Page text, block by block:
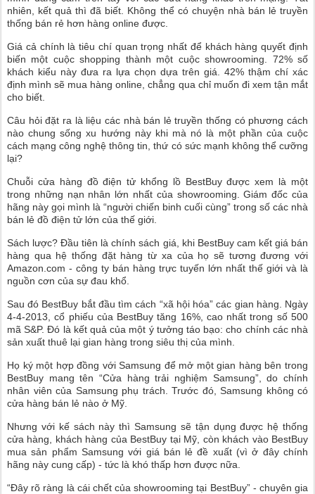
nhiên, kết quả thì đã biết. Không thể có chuyện nhà bán lẻ truyền
thống bán rẻ hơn hàng online được.
Giá cả chính là tiêu chí quan trọng nhất để khách hàng quyết định
biến một cuộc shopping thành một cuộc showrooming. 72% số
khách kiểu này đưa ra lựa chọn dựa trên giá. 42% thậm chí xác
định mình sẽ mua hàng online, chẳng qua chỉ muốn đi xem tận mắt
cho biết.
Câu hỏi đặt ra là liệu các nhà bán lẻ truyền thống có phương cách
nào chung sống xu hướng này khi mà nó là một phần của cuộc
cách mạng công nghệ thông tin, thứ có sức mạnh không thể cưỡng
lại?
Chuỗi cửa hàng đồ điện tử khổng lồ BestBuy được xem là một
trong những nạn nhân lớn nhất của showrooming. Giám đốc của
hãng này gọi mình là “người chiến binh cuối cùng” trong số các nhà
bán lẻ đồ điện tử lớn của thế giới.
Sách lược? Đầu tiên là chính sách giá, khi BestBuy cam kết giá bán
hàng qua hệ thống đặt hàng từ xa của họ sẽ tương đương với
Amazon.com - công ty bán hàng trực tuyến lớn nhất thế giới và là
nguồn cơn của sự đau khổ.
Sau đó BestBuy bắt đầu tìm cách “xã hội hóa” các gian hàng. Ngày
4-4-2013, cổ phiếu của BestBuy tăng 16%, cao nhất trong số 500
mã S&P. Đó là kết quả của một ý tưởng táo bạo: cho chính các nhà
sản xuất thuê lại gian hàng trong siêu thị của mình.
Họ ký một hợp đồng với Samsung để mở một gian hàng bên trong
BestBuy mang tên “Cửa hàng trải nghiệm Samsung”, do chính
nhân viên của Samsung phụ trách. Trước đó, Samsung không có
cửa hàng bán lẻ nào ở Mỹ.
Nhưng với kế sách này thì Samsung sẽ tận dụng được hệ thống
cửa hàng, khách hàng của BestBuy tại Mỹ, còn khách vào BestBuy
mua sản phẩm Samsung với giá bán lẻ đề xuất (vì ở đây chính
hãng này cung cấp) - tức là khó thấp hơn được nữa.
“Đây rõ ràng là cái chết của showrooming tại BestBuy” - chuyên gia